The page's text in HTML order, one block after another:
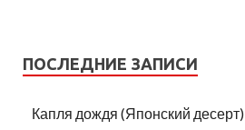
ПОСЛЕДНИЕ ЗАПИСИ
Капля дождя (Японский десерт)